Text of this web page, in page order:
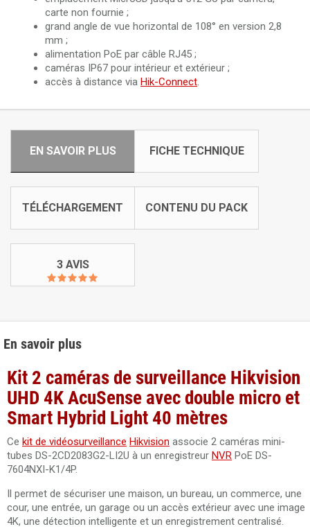
carte non fournie ;
grand angle de vue horizontal de 108° en version 2,8
mm ;
alimentation PoE par câble RJ45 ;
caméras IP67 pour intérieur et extérieur ;
accès à distance via Hik-Connect.
EN SAVOIR PLUS FICHE TECHNIQUE
TÉLÉCHARGEMENT CONTENU DU PACK
3 AVIS
En savoir plus
Kit 2 caméras de surveillance Hikvision
UHD 4K AcuSense avec double micro et
Smart Hybrid Light 40 mètres
Ce kit de vidéosurveillance Hikvision associe 2 caméras mini-
tubes DS-2CD2083G2-LI2U à un enregistreur NVR PoE DS-
7604NXI-K1/4P.
Il permet de sécuriser une maison, un bureau, un commerce, une
cour, une entrée, un garage ou un accès extérieur avec une image
4K, une détection intelligente et un enregistrement centralisé.